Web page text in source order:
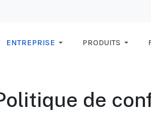
ENTREPRISE PRODUITS
de